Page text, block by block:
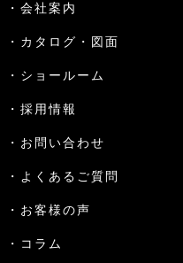
会社案内
カタログ・図面
ショールーム
採用情報
お問い合わせ
よくあるご質問
お客様の声
コラム